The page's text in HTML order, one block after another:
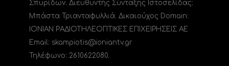
Σπυρίδων. Διευθυντής Σύνταξης Ιστοσελίδας:
Μπάστα Τριανταφυλλιά. Δικαιούχος Domain:
ΙΟΝΙΑΝ ΡΑΔΙΟΤΗΛΕΟΠΤΙΚΕΣ ΕΠΙΧΕΙΡΗΣΕΙΣ ΑΕ
Email: skampiotis@ioniantv.gr
Τηλέφωνο: 2610622080.